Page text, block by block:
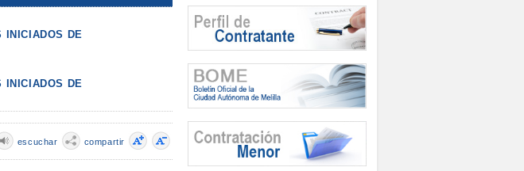
INICIADOS DE
INICIADOS DE
compartir
escuchar